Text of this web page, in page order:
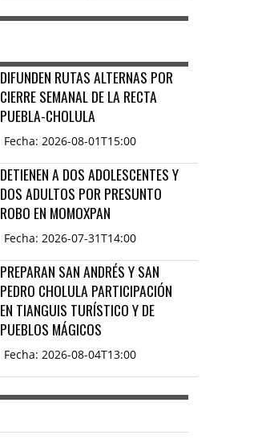
DIFUNDEN RUTAS ALTERNAS POR
CIERRE SEMANAL DE LA RECTA
PUEBLA-CHOLULA
Fecha: 2026-08-01T15:00
DETIENEN A DOS ADOLESCENTES Y
DOS ADULTOS POR PRESUNTO
ROBO EN MOMOXPAN
Fecha: 2026-07-31T14:00
PREPARAN SAN ANDRÉS Y SAN
PEDRO CHOLULA PARTICIPACIÓN
EN TIANGUIS TURÍSTICO Y DE
PUEBLOS MÁGICOS
Fecha: 2026-08-04T13:00